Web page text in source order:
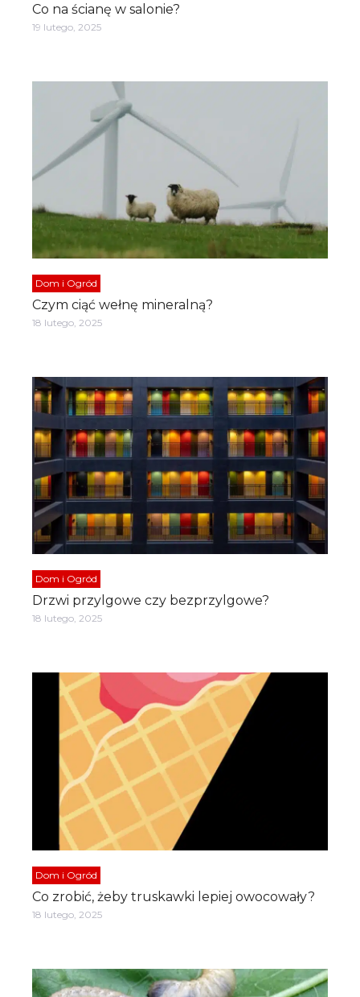
Co na ścianę w salonie?
19 lutego, 2025
Dom i Ogród
Czym ciąć wełnę mineralną?
18 lutego, 2025
Dom i Ogród
Drzwi przylgowe czy bezprzylgowe?
18 lutego, 2025
Dom i Ogród
Co zrobić, żeby truskawki lepiej owocowały?
18 lutego, 2025